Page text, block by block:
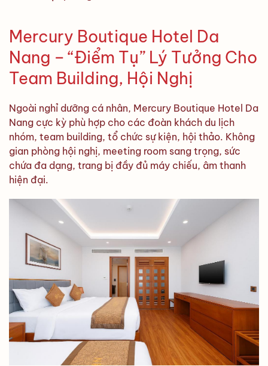
Mercury Boutique Hotel Da
Nang – “Điểm Tụ” Lý Tưởng Cho
Team Building, Hội Nghị
Ngoài nghỉ dưỡng cá nhân, Mercury Boutique Hotel Da
Nang cực kỳ phù hợp cho các đoàn khách du lịch
nhóm, team building, tổ chức sự kiện, hội thảo. Không
gian phòng hội nghị, meeting room sang trọng, sức
chứa đa dạng, trang bị đầy đủ máy chiếu, âm thanh
hiện đại.